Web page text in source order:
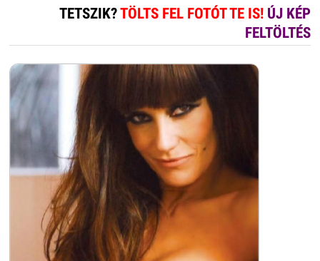
TETSZIK?TÖLTS FEL FOTÓT TE IS! ÚJ KÉP
FELTÖLTÉS